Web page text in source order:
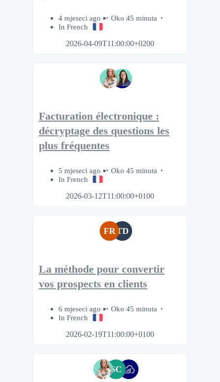
4 mjeseci ago
Oko 45 minuta
In French
2026-04-09T11:00:00+0200
Facturation électronique :
décryptage des questions les
plus fréquentes
5 mjeseci ago
Oko 45 minuta
In French
2026-03-12T11:00:00+0100
FR TD
La méthode pour convertir
vos prospects en clients
6 mjeseci ago
Oko 45 minuta
In French
2026-02-19T11:00:00+0100
SC